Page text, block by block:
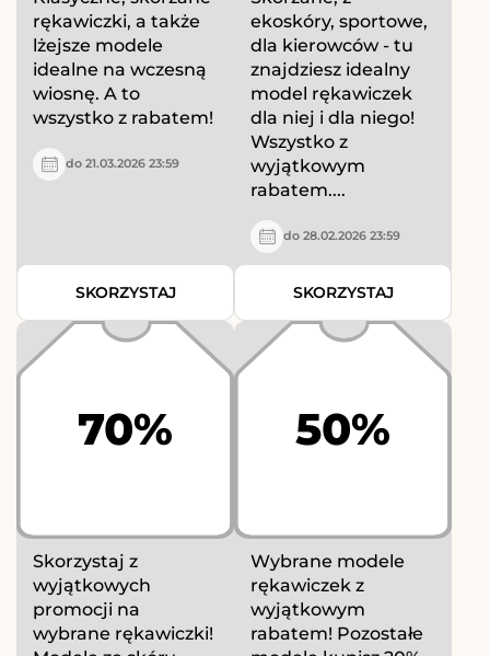
rękawiczki, a także
lżejsze modele
idealne na wczesną
wiosnę. A to
wszystko z rabatem!
do 21.03.2026 23:59
SKORZYSTAJ
ekoskóry, sportowe,
dla kierowców - tu
znajdziesz idealny
model rękawiczek
dla niej i dla niego!
Wszystko z
wyjątkowym
rabatem....
do 28.02.2026 23:59
SKORZYSTAJ
70%
Skorzystaj z
wyjątkowych
promocji na
wybrane rękawiczki!
50%
Wybrane modele
rękawiczek z
wyjątkowym
rabatem! Pozostałe